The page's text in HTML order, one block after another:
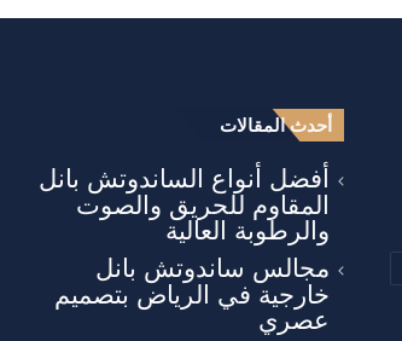
أحدث المقالات
أفضل أنواع الساندوتش بانل
المقاوم للحريق والصوت
والرطوبة العالية
مجالس ساندوتش بانل
خارجية في الرياض بتصميم
عصري